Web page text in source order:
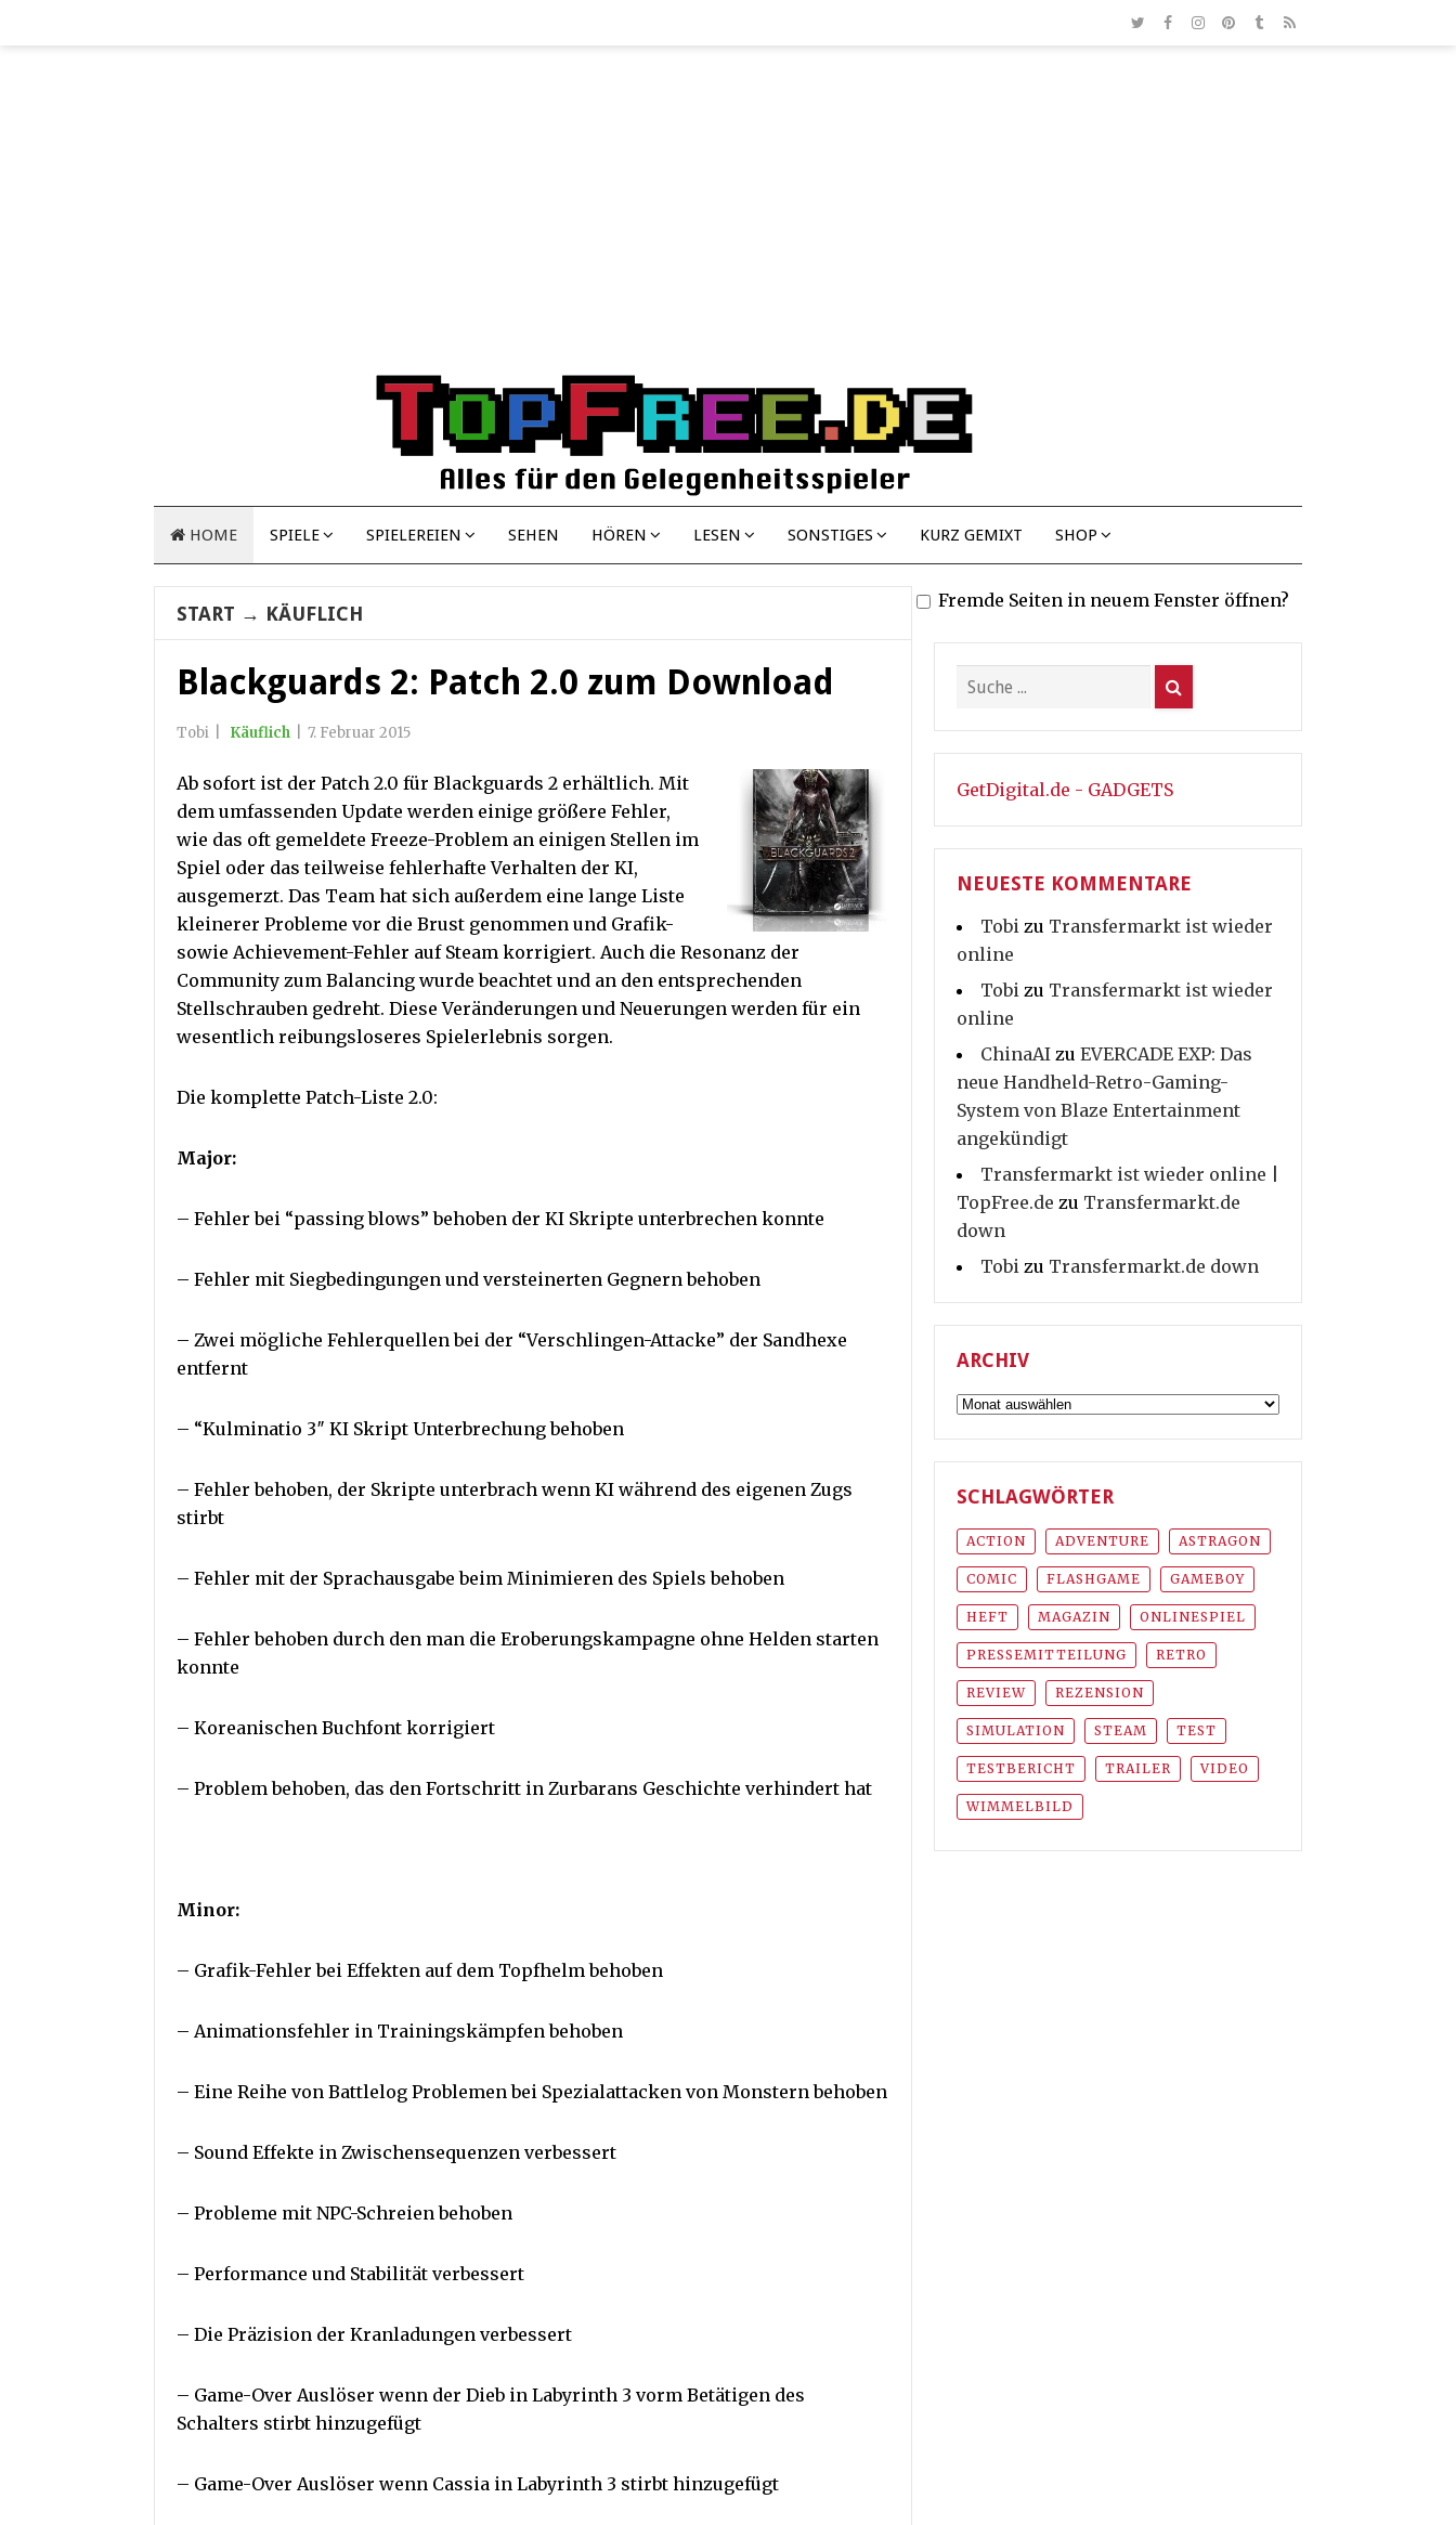
HOME SPIELE SPIELEREIEN SEHEN HÖREN LESEN SONSTIGES KURZ GEMIXT SHOP
START → KÄUFLICH
Blackguards 2: Patch 2.0 zum Download
Tobi Käuflich 7. Februar 2015
Ab sofort ist der Patch 2.0 für Blackguards 2 erhältlich. Mit
dem umfassenden Update werden einige größere Fehler,
wie das oft gemeldete Freeze-Problem an einigen Stellen im
Spiel oder das teilweise fehlerhafte Verhalten der KI,
ausgemerzt. Das Team hat sich außerdem eine lange Liste
kleinerer Probleme vor die Brust genommen und Grafik-
sowie Achievement-Fehler auf Steam korrigiert. Auch die Resonanz der
Community zum Balancing wurde beachtet und an den entsprechenden
Stellschrauben gedreht. Diese Veränderungen und Neuerungen werden für ein
wesentlich reibungsloseres Spielerlebnis sorgen.
Die komplette Patch-Liste 2.0:
Major:
– Fehler bei “passing blows” behoben der KI Skripte unterbrechen konnte
– Fehler mit Siegbedingungen und versteinerten Gegnern behoben
– Zwei mögliche Fehlerquellen bei der “Verschlingen-Attacke” der Sandhexe
entfernt
– “Kulminatio 3″ KI Skript Unterbrechung behoben
– Fehler behoben, der Skripte unterbrach wenn KI während des eigenen Zugs
stirbt
– Fehler mit der Sprachausgabe beim Minimieren des Spiels behoben
– Fehler behoben durch den man die Eroberungskampagne ohne Helden starten
konnte
– Koreanischen Buchfont korrigiert
– Problem behoben, das den Fortschritt in Zurbarans Geschichte verhindert hat
Minor:
– Grafik-Fehler bei Effekten auf dem Topfhelm behoben
– Animationsfehler in Trainingskämpfen behoben
– Eine Reihe von Battlelog Problemen bei Spezialattacken von Monstern behoben
– Sound Effekte in Zwischensequenzen verbessert
– Probleme mit NPC-Schreien behoben
– Performance und Stabilität verbessert
– Die Präzision der Kranladungen verbessert
– Game-Over Auslöser wenn der Dieb in Labyrinth 3 vorm Betätigen des
Schalters stirbt hinzugefügt
– Game-Over Auslöser wenn Cassia in Labyrinth 3 stirbt hinzugefügt
Fremde Seiten in neuem Fenster öffnen?
GetDigital.de - GADGETS
NEUESTE KOMMENTARE
Tobi zu Transfermarkt ist wieder
online
Tobi zu Transfermarkt ist wieder
online
ChinaAI zu EVERCADE EXP: Das
neue Handheld-Retro-Gaming-
System von Blaze Entertainment
angekündigt
Transfermarkt ist wieder online |
TopFree.de zu Transfermarkt.de
down
Tobi zu Transfermarkt.de down
ARCHIV
Archiv
SCHLAGWÖRTER
ACTION ADVENTURE ASTRAGON
COMIC FLASHGAME GAMEBOY
HEFT MAGAZIN ONLINESPIEL
PRESSEMITTEILUNG RETRO
REVIEW REZENSION
SIMULATION STEAM TEST
TESTBERICHT TRAILER VIDEO
WIMMELBILD